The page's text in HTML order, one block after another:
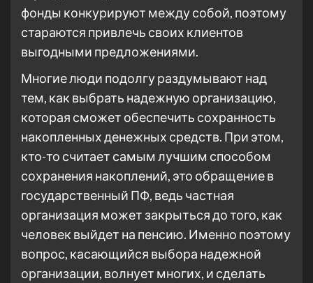
фонды конкурируют между собой, поэтому
стараются привлечь своих клиентов
выгодными предложениями.
Многие люди подолгу раздумывают над
тем, как выбрать надежную организацию,
которая сможет обеспечить сохранность
накопленных денежных средств. При этом,
кто-то считает самым лучшим способом
сохранения накоплений, это обращение в
государственный ПФ, ведь частная
организация может закрыться до того, как
человек выйдет на пенсию. Именно поэтому
вопрос, касающийся выбора надежной
организации, волнует многих, и сделать